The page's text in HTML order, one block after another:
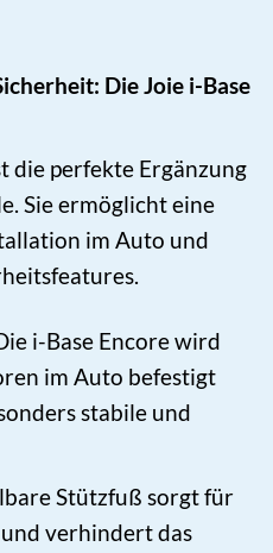
Die Joie i-Base
die perfekte Ergänzung
Sie ermöglicht eine
im Auto und
i-Base Encore wird
im Auto befestigt
stabile und
Stützfuß sorgt für
verhindert das